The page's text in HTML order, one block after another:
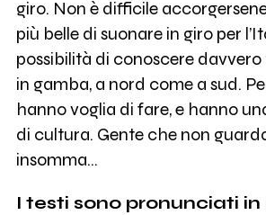
giro. Non è difficile
più belle di suonare in giro per
possibilità di conoscere
in gamba, a nord come a sud.
hanno voglia di fare, e hanno
di cultura. Gente che non
insomma...
I testi sono pronunciati in